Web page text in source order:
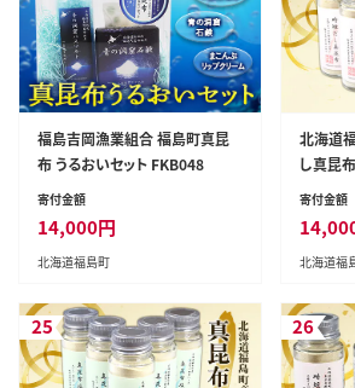
福島吉岡漁業組合 福島町真昆
布 うるおいセット FKB048
寄付金額
14,000円
北海道福島町
北海道
し真昆
寄付金額
北海道福
25 26